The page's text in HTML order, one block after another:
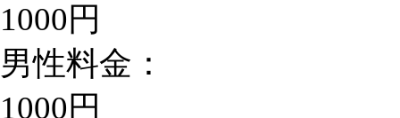
1000円
男性料金：
1000円